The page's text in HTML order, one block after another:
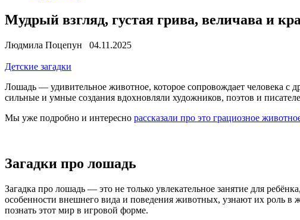
Мудрый взгляд, густая грива, величава и
Людмила Поцепун 04.11.2025
Детские загадки
Лошадь — удивительное животное, которое сопровождает человека
сильные и умные создания вдохновляли художников, поэтов и
Мы уже подробно и интересно рассказали про это грациозное
Загадки про лошадь
Загадка про лошадь — это не только увлекательное занятие для
особенности внешнего вида и поведения животных, узнают их роль
познать этот мир в игровой форме.